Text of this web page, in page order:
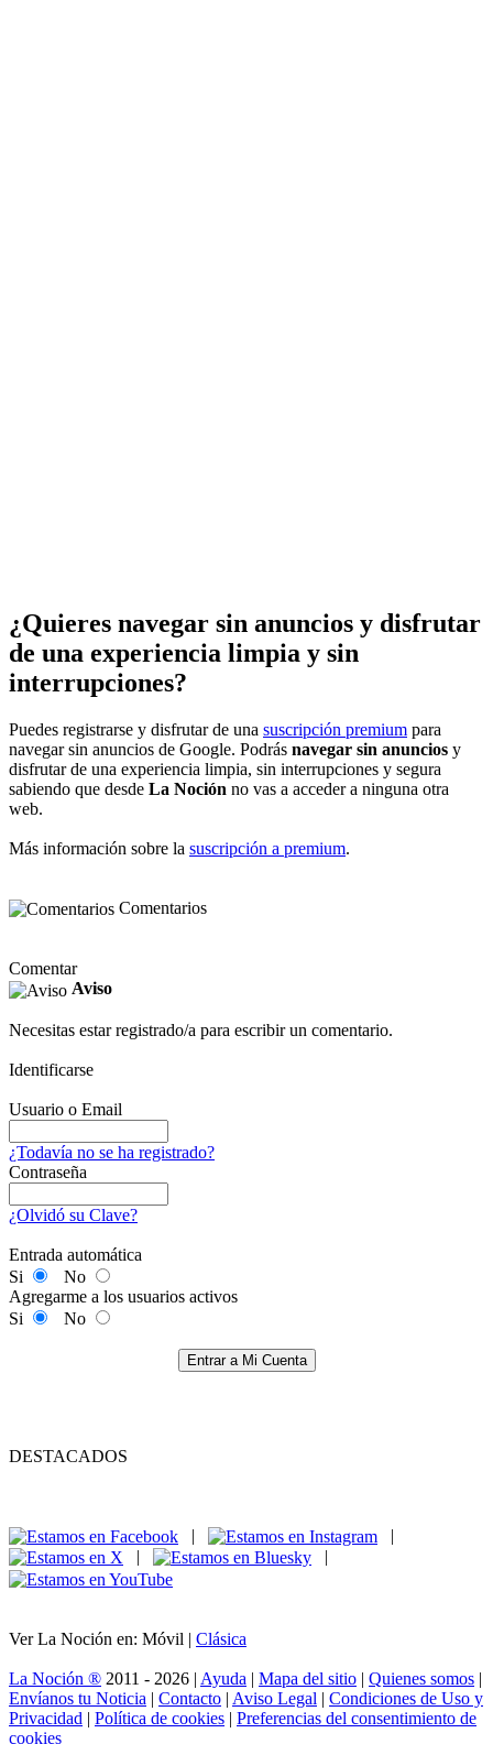
¿Quieres navegar sin anuncios y disfrutar
de una experiencia limpia y sin
interrupciones?
Puedes registrarse y disfrutar de una suscripción premium para
navegar sin anuncios de Google. Podrás navegar sin anuncios y
disfrutar de una experiencia limpia, sin interrupciones y segura
sabiendo que desde La Noción no vas a acceder a ninguna otra
web.
Más información sobre la suscripción a premium.
Comentarios
Comentar
Aviso
Necesitas estar registrado/a para escribir un comentario.
Identificarse
Usuario o Email
¿Todavía no se ha registrado?
Contraseña
¿Olvidó su Clave?
Entrada automática
Si
No
Agregarme a los usuarios activos
Si
No
Entrar a Mi Cuenta
DESTACADOS
|
|
|
|
Ver La Noción en: Móvil | Clásica
La Noción ® 2011 - 2026 | Ayuda | Mapa del sitio | Quienes somos |
Envíanos tu Noticia | Contacto | Aviso Legal | Condiciones de Uso y
Privacidad | Política de cookies | Preferencias del consentimiento de
cookies